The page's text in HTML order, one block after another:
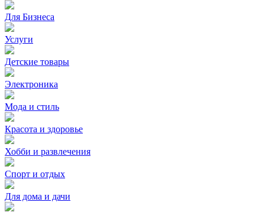
Для Бизнеса
Услуги
Детские товары
Электроника
Мода и стиль
Красота и здоровье
Хобби и развлечения
Спорт и отдых
Для дома и дачи